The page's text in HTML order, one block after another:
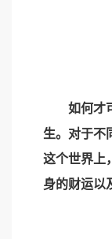
如何才可
生。对于不
这个世界上
身的财运以